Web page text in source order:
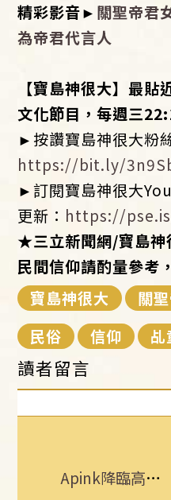
精彩影音► 關聖帝君
為帝君代言人
【寶島神很大】最
文化節目，每週三
►按讚寶島神很大粉
https://bit.ly/
►訂閱寶島神很大
更新： https://
★三立新聞網/寶島神
民間信仰請酌量參考
寶島神很大
關
民俗
信仰 乩
讀者留言
Apink降臨高雄 她新歌曝光：唱不好別發